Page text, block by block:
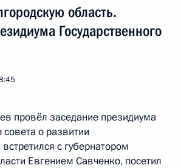
область.
Государственного
провёл заседание президиума
совета о развитии
с губернатором
Евгением Савченко, посетил